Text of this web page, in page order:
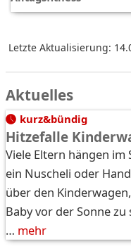
Letzte Aktualisierung:
Aktuelles
kurz&bündig
Hitzefalle
Viele Eltern hängen im
ein Nuscheli oder
über den
Baby vor der Sonne zu
… mehr